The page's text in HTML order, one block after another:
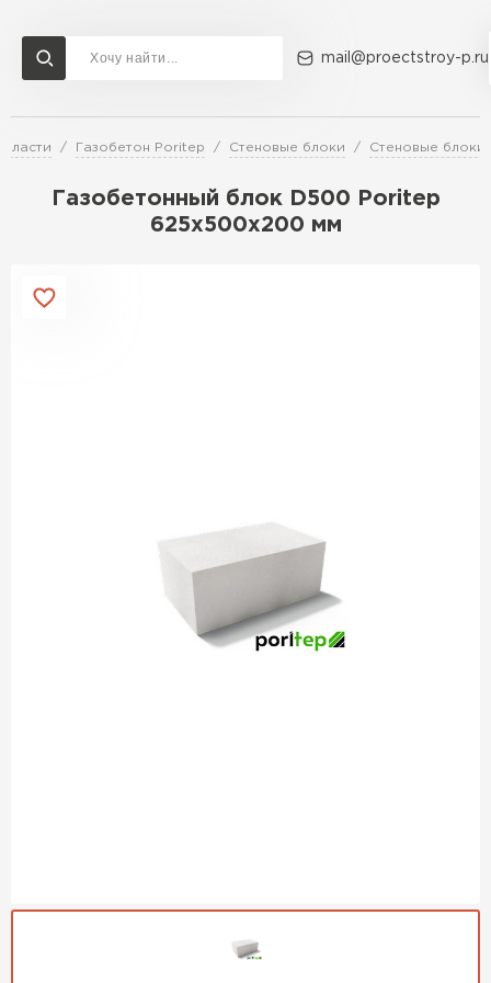
mail@proectstroy-p.ru
Газобетон Poritep Стеновые блоки Стеновые блоки
Газобетонный блок D500 Poritep
625х500х200 мм
Доставка и оплата Акции О компании Контакты
Перейти в каталог
Газобетон Аэрок
Газобетон Бонолит
Газобетон ЛСР